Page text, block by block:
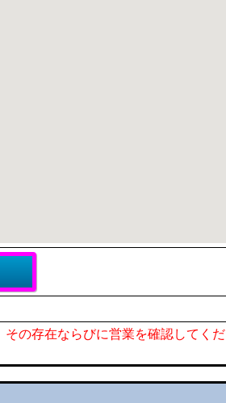
その存在ならびに営業を確認してくだ